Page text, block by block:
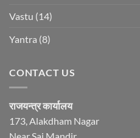
Vastu (14)
Yantra (8)
CONTACT US
राजयन्त्र कार्यालय
173, Alakdham Nagar